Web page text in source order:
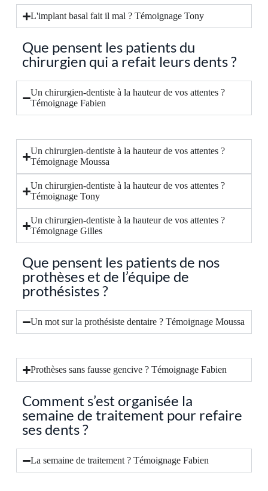
L'implant basal fait il mal ? Témoignage Tony
Que pensent les patients du
chirurgien qui a refait leurs dents ?
Un chirurgien-dentiste à la hauteur de vos attentes ?
Témoignage Fabien
Un chirurgien-dentiste à la hauteur de vos attentes ?
Témoignage Moussa
Un chirurgien-dentiste à la hauteur de vos attentes ?
Témoignage Tony
Un chirurgien-dentiste à la hauteur de vos attentes ?
Témoignage Gilles
Que pensent les patients de nos
prothèses et de l’équipe de
prothésistes ?
Un mot sur la prothésiste dentaire ? Témoignage Moussa
Prothèses sans fausse gencive ? Témoignage Fabien
Comment s’est organisée la
semaine de traitement pour refaire
ses dents ?
La semaine de traitement ? Témoignage Fabien